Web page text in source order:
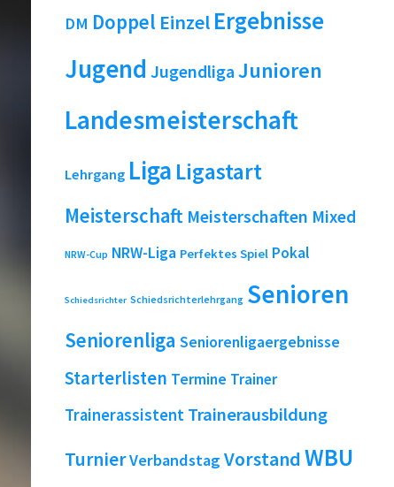
DM Doppel Einzel Ergebnisse
Jugend Jugendliga Junioren
Landesmeisterschaft
Lehrgang Liga Ligastart
Meisterschaft Meisterschaften Mixed
NRW-Cup NRW-Liga Perfektes Spiel Pokal
Schiedsrichter Schiedsrichterlehrgang Senioren
Seniorenliga Seniorenligaergebnisse
Starterlisten Termine Trainer
Trainerassistent Trainerausbildung
TurnierVerbandstag Vorstand WBU